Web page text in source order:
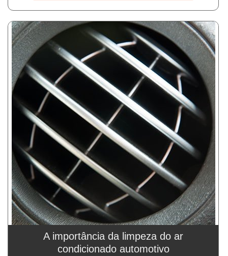
A importância da limpeza do ar
condicionado automotivo